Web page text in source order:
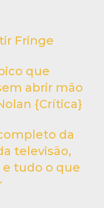
Fringe
que
abrir mão
{Crítica}
da
televisão,
e tudo o que